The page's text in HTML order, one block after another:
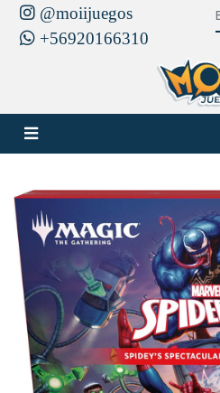
@moiijuegos
+56920166310